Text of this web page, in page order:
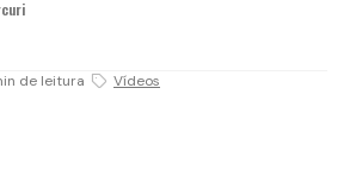
de leitura Vídeos